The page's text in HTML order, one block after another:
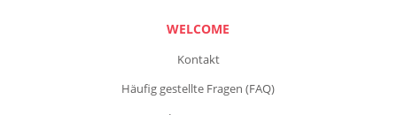
WELCOME
Kontakt
Häufig gestellte Fragen (FAQ)